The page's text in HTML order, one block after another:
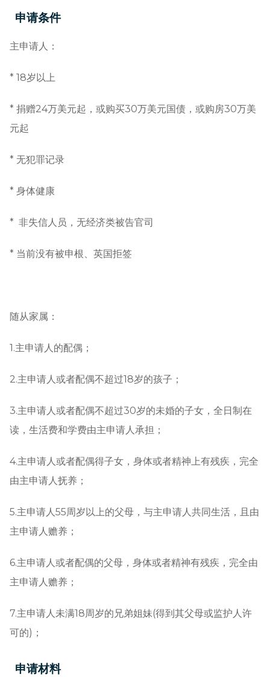
申请条件
主申请人：
* 18岁以上
* 捐赠24万美元起，或购买30万美元国债，或购房30万美
元起
* 无犯罪记录
* 身体健康
* 非失信人员，无经济类被告官司
* 当前没有被申根、英国拒签
随从家属：
1.主申请人的配偶；
2.主申请人或者配偶不超过18岁的孩子；
3.主申请人或者配偶不超过30岁的未婚的子女，全日制在
读，生活费和学费由主申请人承担；
4.主申请人或者配偶得子女，身体或者精神上有残疾，完全
由主申请人抚养；
5.主申请人55周岁以上的父母，与主申请人共同生活，且由
主申请人赡养；
6.主申请人或者配偶的父母，身体或者精神有残疾，完全由
主申请人赡养；
7.主申请人未满18周岁的兄弟姐妹(得到其父母或监护人许
可的)；
申请材料